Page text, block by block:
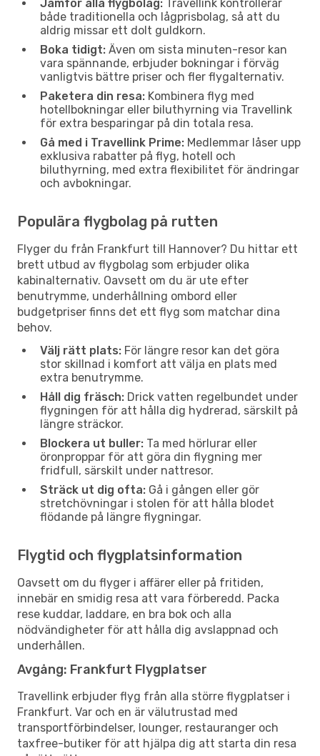
Jämför alla flygbolag: Travellink kontrollerar
både traditionella och lågprisbolag, så att du
aldrig missar ett dolt guldkorn.
Boka tidigt: Även om sista minuten-resor kan
vara spännande, erbjuder bokningar i förväg
vanligtvis bättre priser och fler flygalternativ.
Paketera din resa: Kombinera flyg med
hotellbokningar eller biluthyrning via Travellink
för extra besparingar på din totala resa.
Gå med i Travellink Prime: Medlemmar låser upp
exklusiva rabatter på flyg, hotell och
biluthyrning, med extra flexibilitet för ändringar
och avbokningar.
Populära flygbolag på rutten
Flyger du från Frankfurt till Hannover? Du hittar ett
brett utbud av flygbolag som erbjuder olika
kabinalternativ. Oavsett om du är ute efter
benutrymme, underhållning ombord eller
budgetpriser finns det ett flyg som matchar dina
behov.
Välj rätt plats: För längre resor kan det göra
stor skillnad i komfort att välja en plats med
extra benutrymme.
Håll dig fräsch: Drick vatten regelbundet under
flygningen för att hålla dig hydrerad, särskilt på
längre sträckor.
Blockera ut buller: Ta med hörlurar eller
öronproppar för att göra din flygning mer
fridfull, särskilt under nattresor.
Sträck ut dig ofta: Gå i gången eller gör
stretchövningar i stolen för att hålla blodet
flödande på längre flygningar.
Flygtid och flygplatsinformation
Oavsett om du flyger i affärer eller på fritiden,
innebär en smidig resa att vara förberedd. Packa
rese kuddar, laddare, en bra bok och alla
nödvändigheter för att hålla dig avslappnad och
underhållen.
Avgång: Frankfurt Flygplatser
Travellink erbjuder flyg från alla större flygplatser i
Frankfurt. Var och en är välutrustad med
transportförbindelser, lounger, restauranger och
taxfree-butiker för att hjälpa dig att starta din resa